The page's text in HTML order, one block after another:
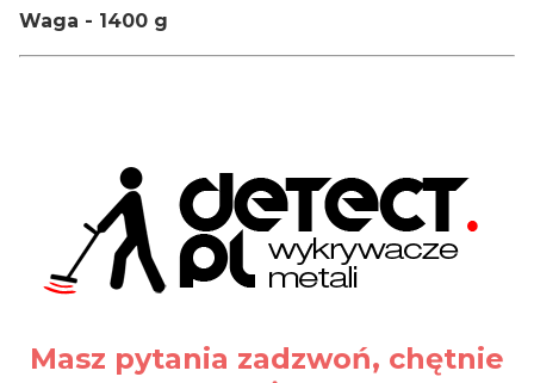
Waga - 1400 g
Masz pytania zadzwoń, chętnie